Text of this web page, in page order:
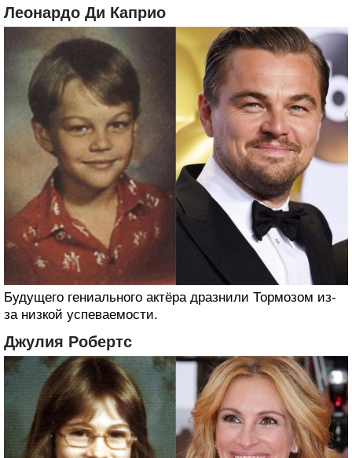
Леонардо Ди Каприо
Будущего гениального актёра дразнили Тормозом из-
за низкой успеваемости.
Джулия Робертс